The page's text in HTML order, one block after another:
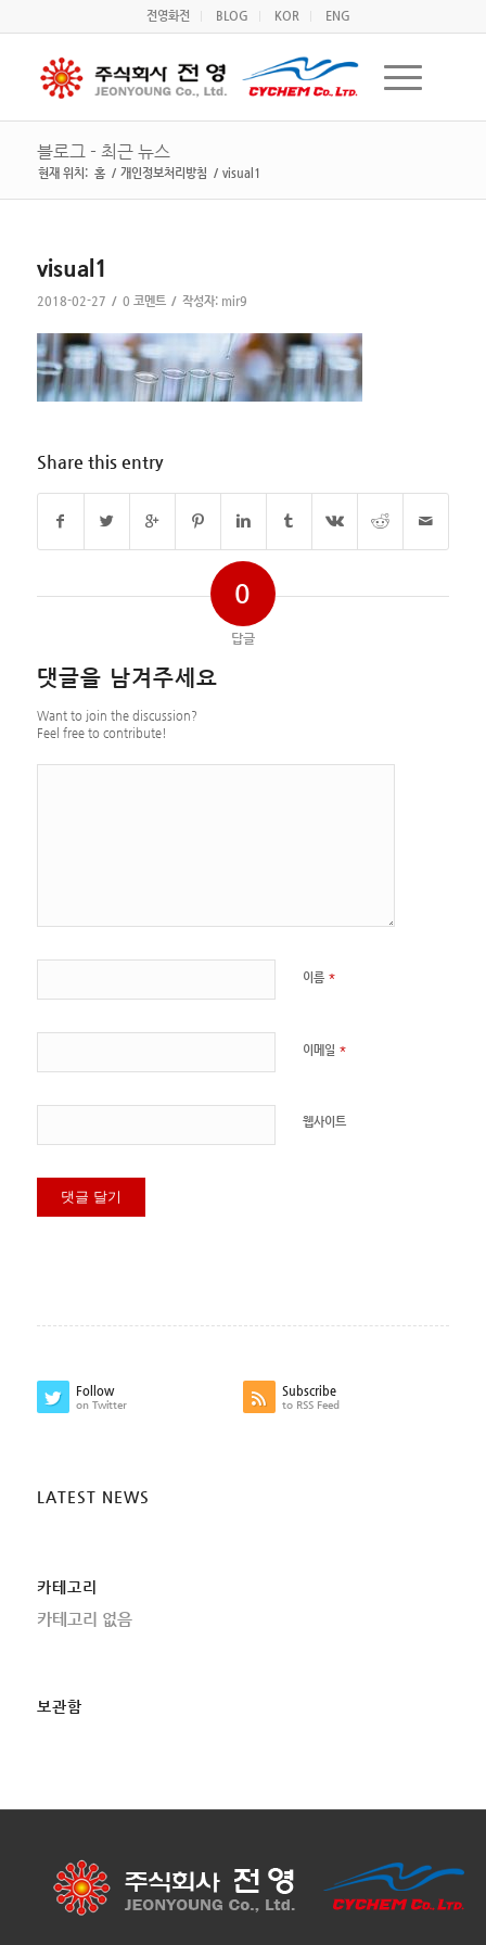
전영화전 BLOG KOR ENG
블로그 - 최근 뉴스
현재 위치: 홈 / 개인정보처리방침 / visual1
visual1
2018-02-27 / 0 코멘트 / 작성자: mir9
Share this entry
0
답글
댓글을 남겨주세요
Want to join the discussion?
Feel free to contribute!
이름 *
이메일 *
웹사이트
Follow
on Twitter
Subscribe
to RSS Feed
LATEST NEWS
카테고리
카테고리 없음
보관함